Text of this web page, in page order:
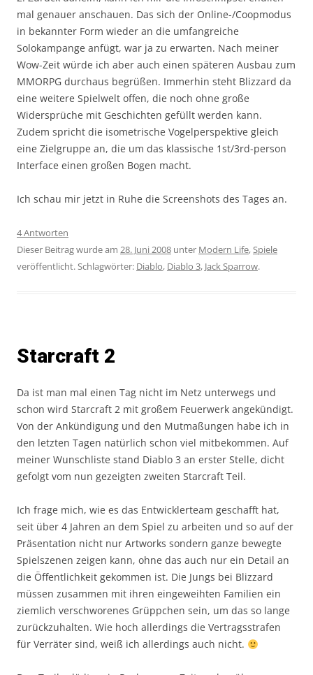
mal genauer anschauen. Das sich der Online-/Coopmodus
in bekannter Form wieder an die umfangreiche
Solokampange anfügt, war ja zu erwarten. Nach meiner
Wow-Zeit würde ich aber auch einen späteren Ausbau zum
MMORPG durchaus begrüßen. Immerhin steht Blizzard da
eine weitere Spielwelt offen, die noch ohne große
Widersprüche mit Geschichten gefüllt werden kann.
Zudem spricht die isometrische Vogelperspektive gleich
eine Zielgruppe an, die um das klassische 1st/3rd-person
Interface einen großen Bogen macht.
Ich schau mir jetzt in Ruhe die Screenshots des Tages an.
4 Antworten
Dieser Beitrag wurde am 28. Juni 2008 unter Modern Life,Spiele
veröffentlicht. Schlagwörter: Diablo, Diablo 3, Jack Sparrow.
Starcraft 2
Da ist man mal einen Tag nicht im Netz unterwegs und
schon wird Starcraft 2 mit großem Feuerwerk angekündigt.
Von der Ankündigung und den Mutmaßungen habe ich in
den letzten Tagen natürlich schon viel mitbekommen. Auf
meiner Wunschliste stand Diablo 3 an erster Stelle, dicht
gefolgt vom nun gezeigten zweiten Starcraft Teil.
Ich frage mich, wie es das Entwicklerteam geschafft hat,
seit über 4 Jahren an dem Spiel zu arbeiten und so auf der
Präsentation nicht nur Artworks sondern ganze bewegte
Spielszenen zeigen kann, ohne das auch nur ein Detail an
die Öffentlichkeit gekommen ist. Die Jungs bei Blizzard
müssen zusammen mit ihren eingeweihten Familien ein
ziemlich verschworenes Grüppchen sein, um das so lange
zurückzuhalten. Wie hoch allerdings die Vertragsstrafen
für Verräter sind, weiß ich allerdings auch nicht.